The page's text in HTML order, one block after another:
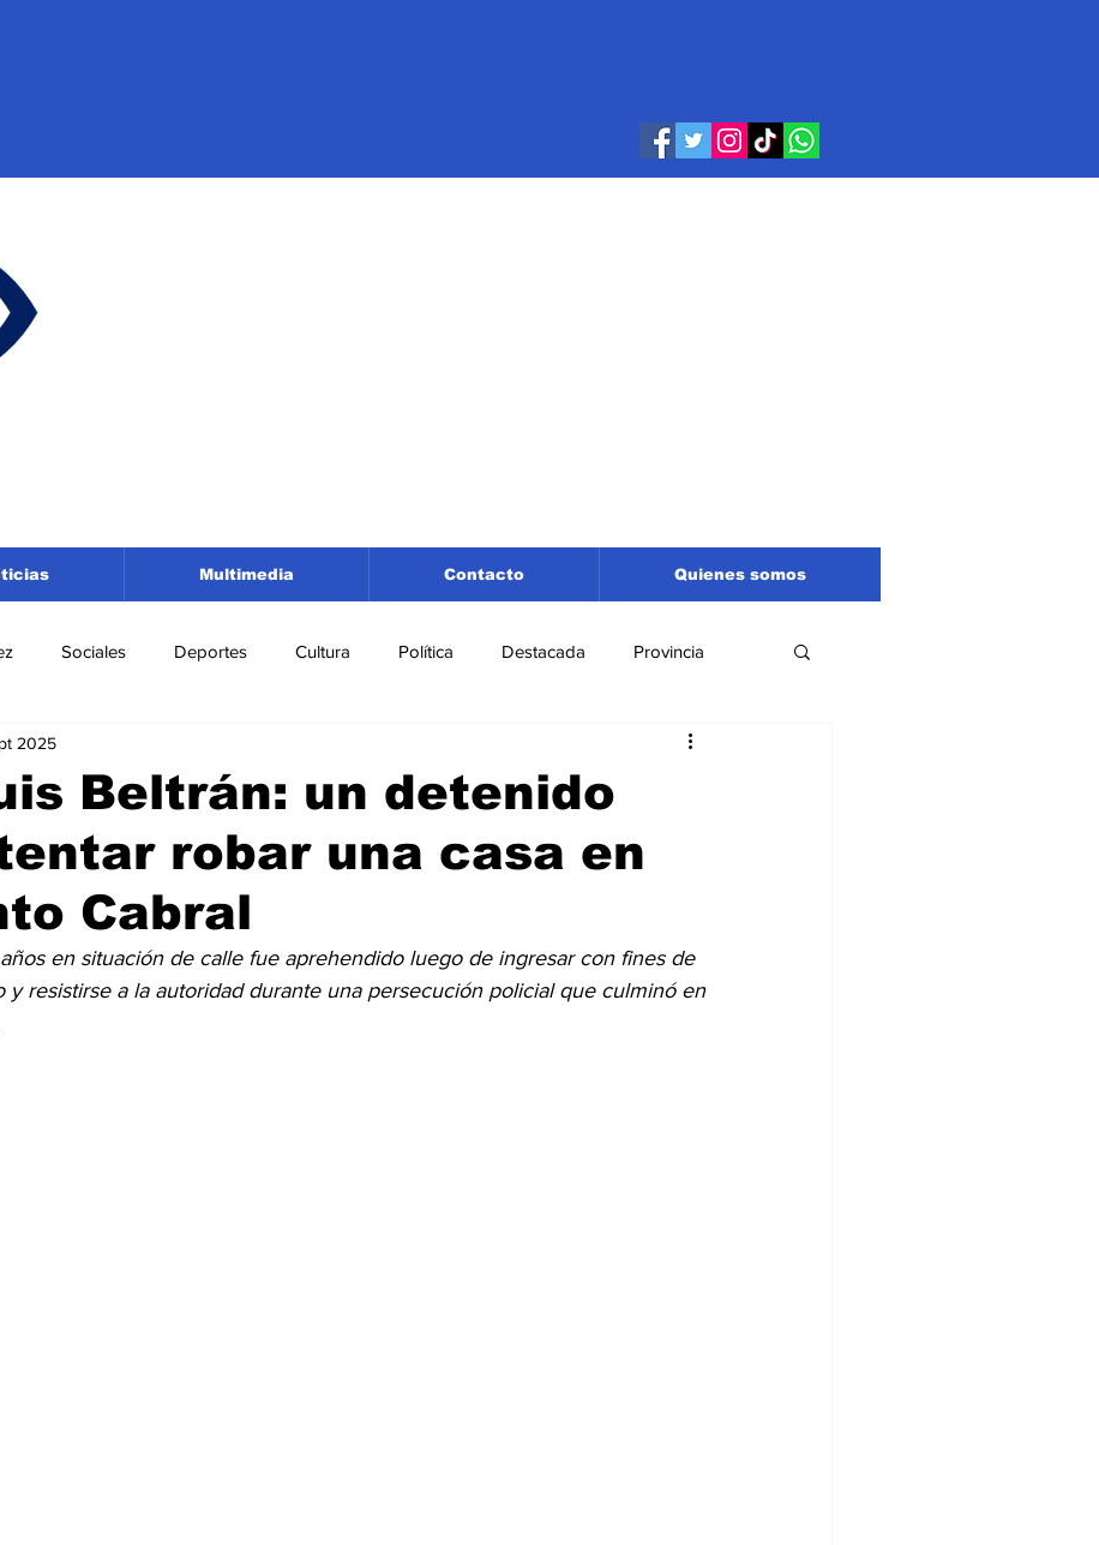
Multimedia Contacto Quienes somos
Sociales Deportes Cultura Política Destacada Provincia
Lorenzo Santa Fe
San Lorenzo Pujato Turismo Economía Liga Sanlorencina
de Fútbol
Beltrán: un detenido
robar una casa en
Cabral
2025
en situación de calle fue aprehendido luego de ingresar con fines de
y resistirse a la autoridad durante una persecución policial que culminó en